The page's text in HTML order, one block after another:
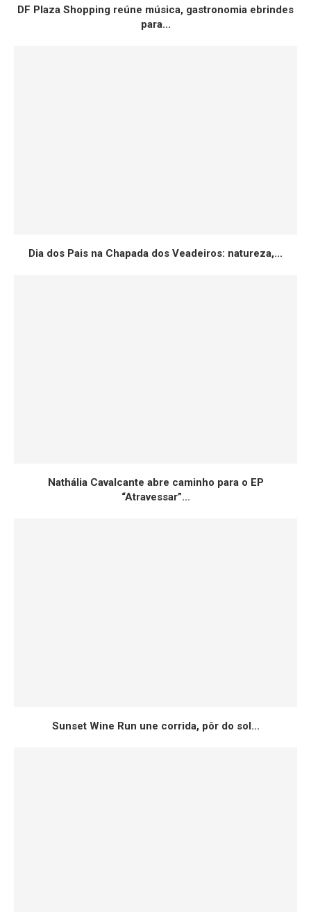
DF Plaza Shopping reúne música, gastronomia ebrindes
para...
Dia dos Pais na Chapada dos Veadeiros: natureza,...
Nathália Cavalcante abre caminho para o EP
“Atravessar”...
Sunset Wine Run une corrida, pôr do sol...